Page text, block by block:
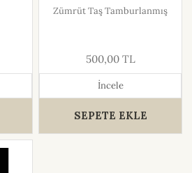
Zümrüt Taş Tamburlanmış
500,00 TL
İncele
SEPETE EKLE